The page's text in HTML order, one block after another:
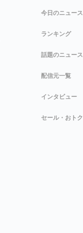
今日のニュース
ランキング
話題のニュース
配信元一覧
インタビュー
セール・おトク